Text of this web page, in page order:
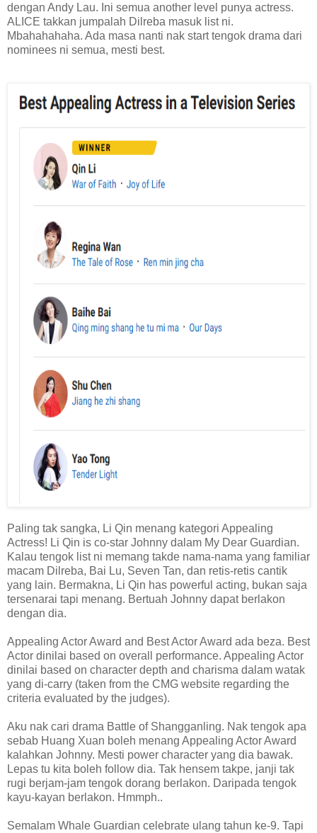
dengan Andy Lau. Ini semua another level punya actress.
ALICE takkan jumpalah Dilreba masuk list ni.
Mbahahahaha. Ada masa nanti nak start tengok drama dari
nominees ni semua, mesti best.
Paling tak sangka, Li Qin menang kategori Appealing
Actress! Li Qin is co-star Johnny dalam My Dear Guardian.
Kalau tengok list ni memang takde nama-nama yang familiar
macam Dilreba, Bai Lu, Seven Tan, dan retis-retis cantik
yang lain. Bermakna, Li Qin has powerful acting, bukan saja
tersenarai tapi menang. Bertuah Johnny dapat berlakon
dengan dia.
Appealing Actor Award and Best Actor Award ada beza. Best
Actor dinilai based on overall performance. Appealing Actor
dinilai based on character depth and charisma dalam watak
yang di-carry (taken from the CMG website regarding the
criteria evaluated by the judges).
Aku nak cari drama Battle of Shangganling. Nak tengok apa
sebab Huang Xuan boleh menang Appealing Actor Award
kalahkan Johnny. Mesti power character yang dia bawak.
Lepas tu kita boleh follow dia. Tak hensem takpe, janji tak
rugi berjam-jam tengok dorang berlakon. Daripada tengok
kayu-kayan berlakon. Hmmph..
Semalam Whale Guardian celebrate ulang tahun ke-9. Tapi